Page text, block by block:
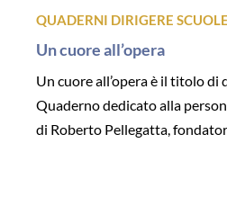
QUADERNI DIRIGERE SCUOLE
Un cuore all’opera
Un cuore all’opera è il titolo di
Quaderno dedicato alla
di Roberto Pellegatta,